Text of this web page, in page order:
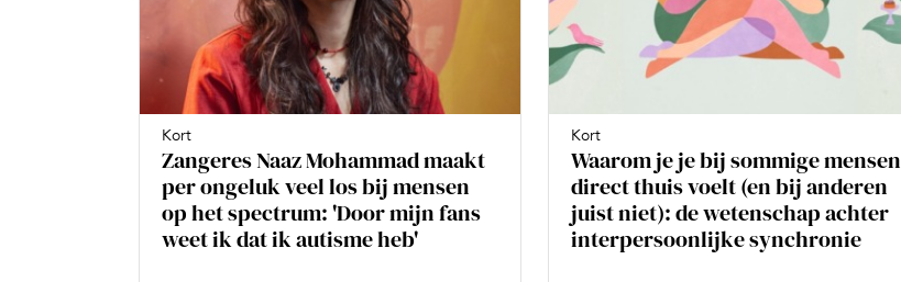
Kort
Zangeres Naaz Mohammad maakt
per ongeluk veel los bij mensen
op het spectrum: 'Door mijn fans
weet ik dat ik autisme heb'
Kort
Waarom je je bij sommige mensen
direct thuis voelt (en bij anderen
juist niet): de wetenschap achter
interpersoonlijke synchronie